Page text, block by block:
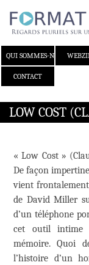
QUI SOMMES-NOUS ?
CONTACT
LOW COST
« Low Cost »
De façon
vient
de David Miller
d’un téléphone
cet outil intime
mémoire. Quoi
l’histoire d’un